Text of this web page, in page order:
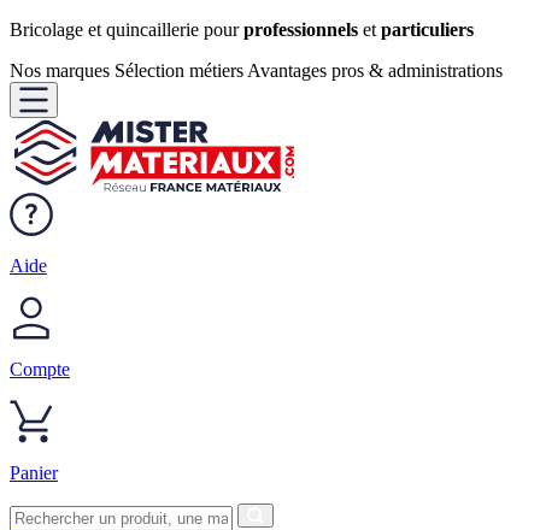
Bricolage et quincaillerie pourprofessionnels et particuliers
Nos marques Sélection métiers Avantages pros & administrations
Aide
Compte
Panier